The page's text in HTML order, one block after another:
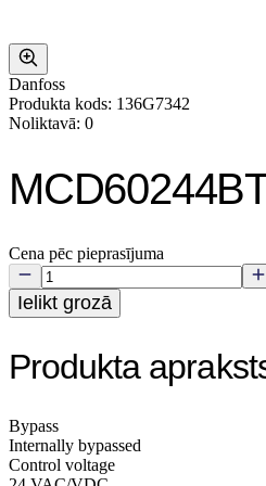
Danfoss
Produkta kods: 136G7342
Noliktavā: 0
Cena pēc pieprasījuma
Ielikt grozā
Produkta
Bypass
Internally bypassed
Control voltage